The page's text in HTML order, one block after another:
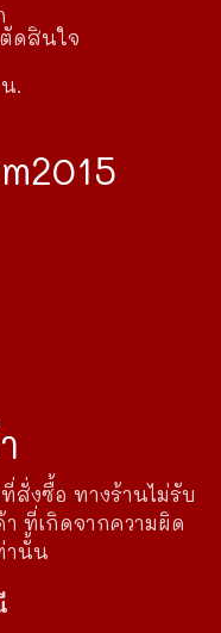
ดสินใจ
.
สั่งซื้อ ทางร้านไม่รับ
ที่เกิดจากความผิด
านั้น